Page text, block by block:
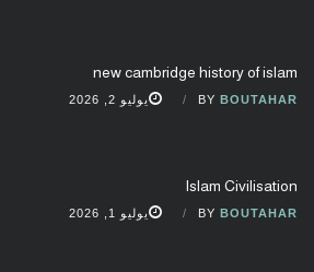
new cambridge history of islam
BY BOUTAHAR يوليو 2, 2026
Islam Civilisation
BY BOUTAHAR يوليو 1, 2026